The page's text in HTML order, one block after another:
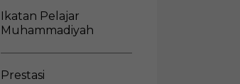
Ikatan Pelajar
Muhammadiyah
Prestasi